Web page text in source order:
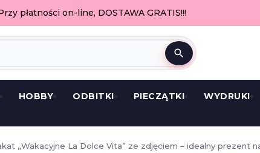
płatności on-line, DOSTAWA GRATIS!!!
search
HOBBY ODBITKI PIECZĄTKI WYDRUKI
„Wakacyjne La Dolce Vita” ze zdjęciem – idealny prezent